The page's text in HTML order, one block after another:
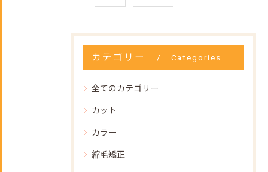
カテゴリー Categories
全てのカテゴリー
カット
カラー
縮毛矯正